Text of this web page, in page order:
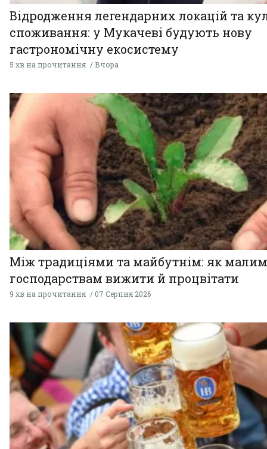
Відродження легендарних локацій та
споживання: у Мукачеві будують нову
гастрономічну екосистему
5 хв на прочитання Вчора
Між традиціями та майбутнім: як малим
господарствам вижити й процвітати
9 хв на прочитання 07 Серпня 2026